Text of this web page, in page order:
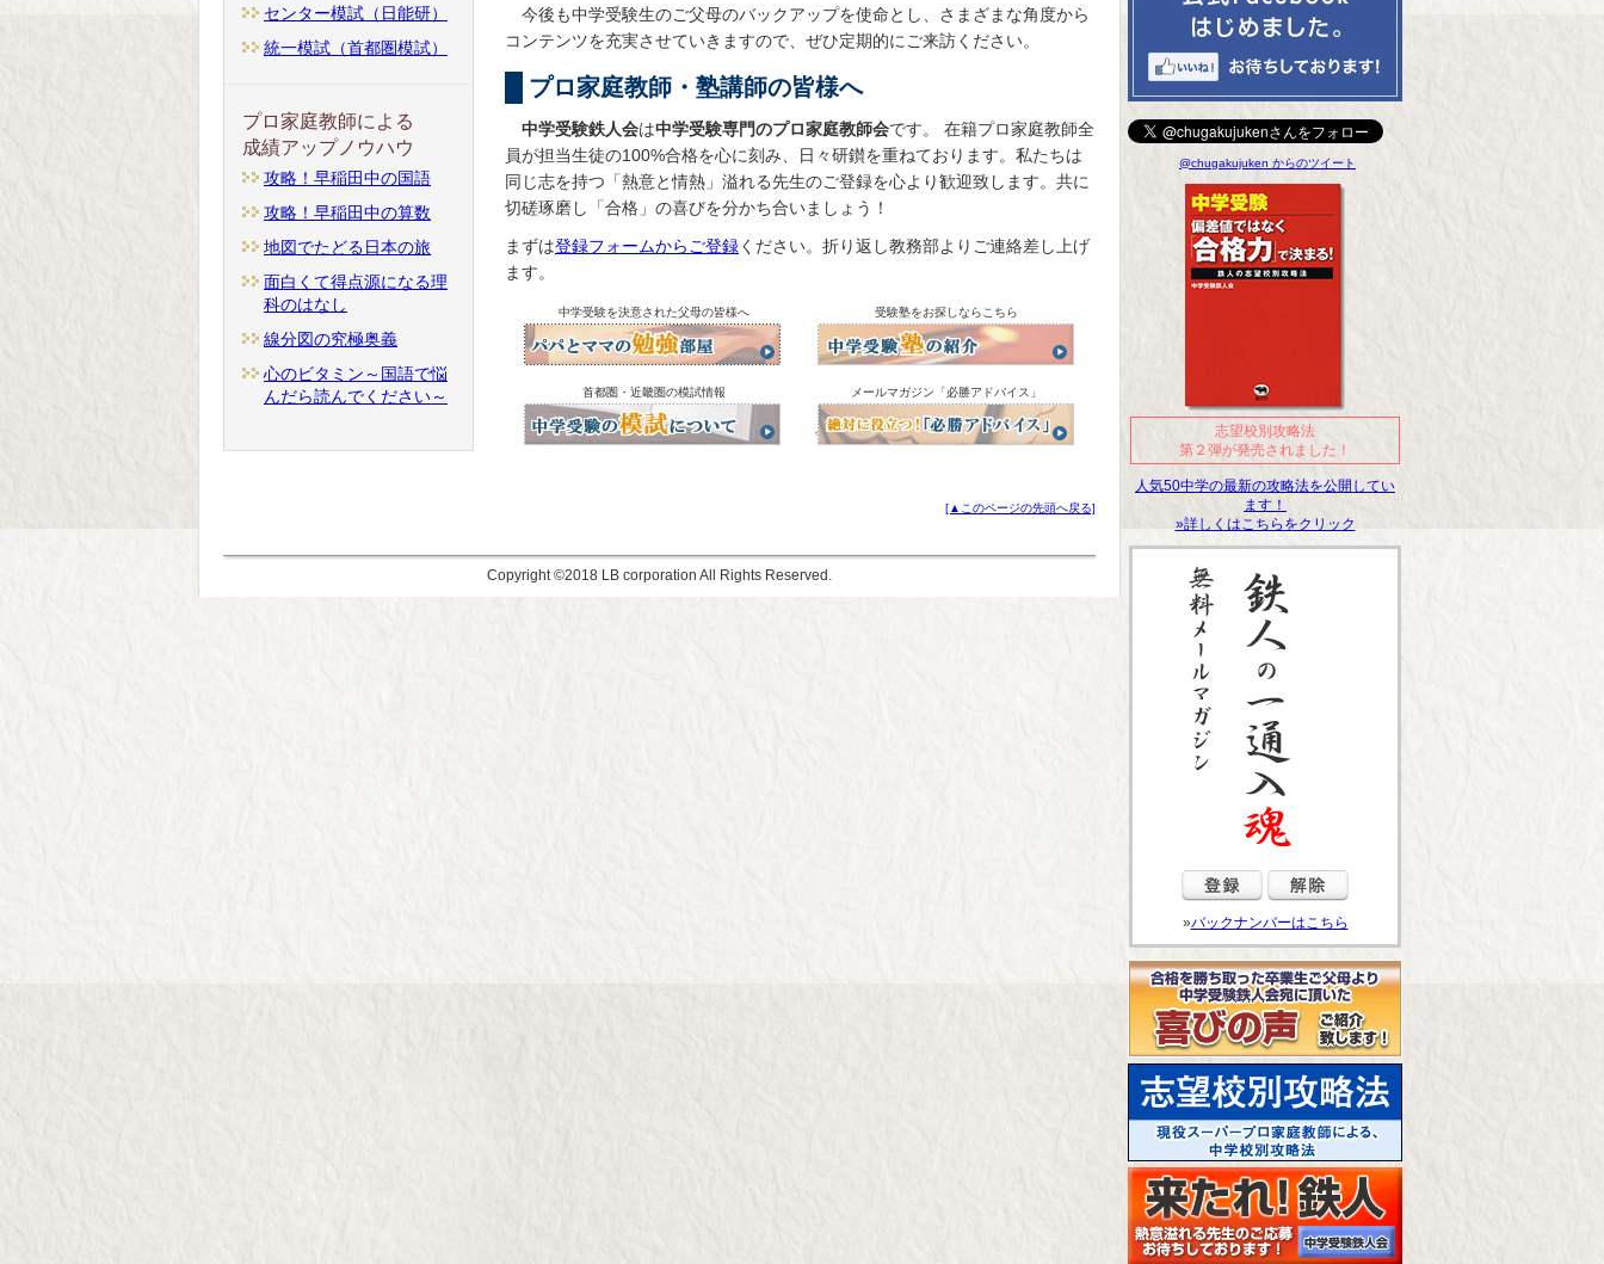
今後も中学受験生のご父母のバックアップを使命とし、さまざまな角度から
コンテンツを充実させていきますので、ぜひ定期的にご来訪ください。
プロ家庭教師・塾講師の皆様へ
中学受験鉄人会は中学受験専門のプロ家庭教師会です。 在籍プロ家庭教師全
員が担当生徒の100%合格を心に刻み、日々研鑚を重ねております。私たちは
同じ志を持つ「熱意と情熱」溢れる先生のご登録を心より歓迎致します。共に
切磋琢磨し「合格」の喜びを分かち合いましょう！
まずは登録フォームからご登録ください。折り返し教務部よりご連絡差し上げ
ます。
中学受験を決意された父母の皆様へ
首都圏・近畿圏の模試情報
受験塾をお探しならこちら
メールマガジン「必勝アドバイス」
[▲このページの先頭へ戻る]
センター模試（日能研）
統一模試（首都圏模試）
プロ家庭教師による
成績アップノウハウ
攻略！早稲田中の国語
攻略！早稲田中の算数
地図でたどる日本の旅
面白くて得点源になる理
科のはなし
線分図の究極奥義
心のビタミン～国語で悩
んだら読んでください～
Copyright © LB corporation All Rights Reserved.
@chugakujuken からのツイート
志望校別攻略法
第２弾が発売されました！
人気50中学の最新の攻略法を公開してい
ます！
»詳しくはこちらをクリック
»バックナンバーはこちら